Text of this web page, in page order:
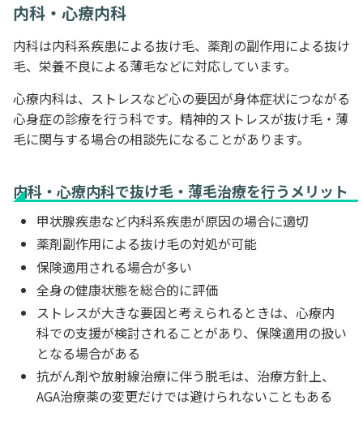
内科・心療内科
内科は内科系疾患による抜け毛、薬剤の副作用による抜け
毛、栄養不良による薄毛などに対応しています。
心療内科は、ストレスなど心の要因が身体症状につながる
心身症の診療を行う科です。精神的ストレスが抜け毛・薄
毛に関与する場合の相談先になることがあります。
内科・心療内科で抜け毛・薄毛治療を行うメリット
甲状腺疾患など内科系疾患が原因の場合に適切
薬剤副作用による抜け毛の対処が可能
保険適用される場合が多い
全身の健康状態を総合的に評価
ストレスが大きな要因と考えられるときは、心療内
科での支援が検討されることがあり、保険適用の扱い
となる場合がある
抗がん剤や放射線治療に伴う脱毛は、治療方針上、
AGA治療薬の変更だけでは避けられないこともある